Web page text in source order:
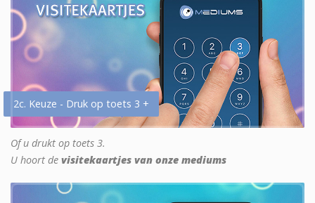
2c. Keuze - Druk op toets 3 +
Of u drukt op toets 3.
U hoort de visitekaartjes van onze mediums